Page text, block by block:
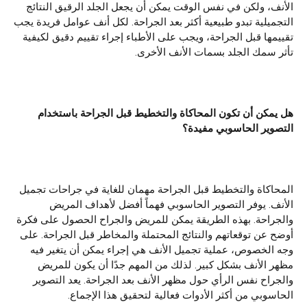
الأنف، ولكن في نفس الوقت يمكن أن يجعل الجلد الرقيق النتائج
التجميلية تبدو طبيعية أكثر بعد الجراحة. لكل أنف عوامل فريدة يجب
تقييمها قبل الجراحة، ويجب على الأطباء إجراء تقييم دقيق لكيفية
تأثر سمك الجلد بسمات الأنف الأخرى.
هل يمكن أن تكون المحاكاة والتخطيط قبل الجراحة باستخدام
التصوير الحاسوبي مفيدة؟
المحاكاة والتخطيط قبل الجراحة مهمان للغاية في جراحات تجميل
الأنف. يوفر التصوير الحاسوبي فهماً أفضل لأهداف المريض
والجراحة. بهذه الطريقة يمكن للمريض والجراح الحصول على فكرة
أوضح عن توقعاتهم والنتائج المحتملة والمخاطر قبل الجراحة. على
وجه الخصوص، عملية تجميل الأنف هي إجراء يمكن أن يتغير فيه
مظهر الأنف بشكل كبير. لذلك من المهم جدًا أن يكون للمريض
والجراح نفس الرأي حول مظهر الأنف بعد الجراحة. يعد التصوير
الحاسوبي من أكثر الأدوات فعالية لتحقيق هذا الإجماع.